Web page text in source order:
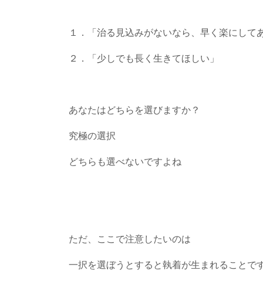
１．「治る見込みがないなら、早く楽にして
２．「少しでも長く生きてほしい」
あなたはどちらを選びますか？
究極の選択
どちらも選べないですよね
ただ、ここで注意したいのは
一択を選ぼうとすると執着が生まれることで